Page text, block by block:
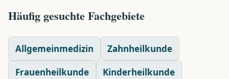
Häufig gesuchte Fachgebiete
Allgemeinmedizin Zahnheilkunde
Frauenheilkunde Kinderheilkunde